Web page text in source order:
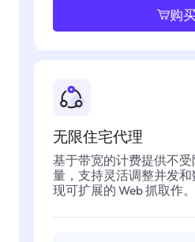
购
无限住宅代理
基于带宽的计费提供不受
量，支持灵活调整并发
现可扩展的 Web 抓取作。